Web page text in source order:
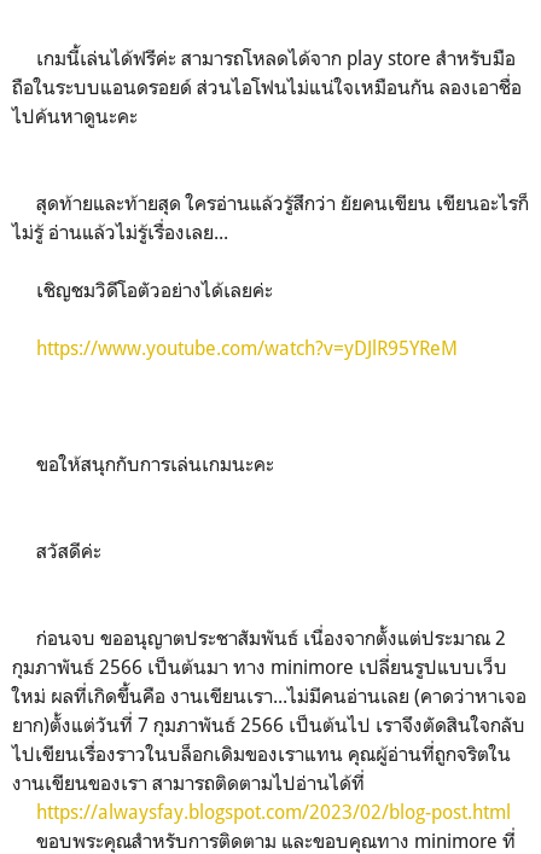
เกมนี้เล่นได้ฟรีค่ะ สามารถโหลดได้จาก play store สำหรับมือ
ถือในระบบแอนดรอยด์ ส่วนไอโฟนไม่แน่ใจเหมือนกัน ลองเอาชื่อ
ไปค้นหาดูนะคะ
สุดท้ายและท้ายสุด ใครอ่านแล้วรู้สึกว่า ยัยคนเขียน เขียนอะไรก็
ไม่รู้ อ่านแล้วไม่รู้เรื่องเลย...
เชิญชมวิดีโอตัวอย่างได้เลยค่ะ
https://www.youtube.com/watch?v=yDJlR95YReM
ขอให้สนุกกับการเล่นเกมนะคะ
สวัสดีค่ะ
ก่อนจบ ขออนุญาตประชาสัมพันธ์ เนื่องจากตั้งแต่ประมาณ 2
กุมภาพันธ์ 2566 เป็นต้นมา ทาง minimore เปลี่ยนรูปแบบเว็บ
ใหม่ ผลที่เกิดขึ้นคือ งานเขียนเรา...ไม่มีคนอ่านเลย (คาดว่าหาเจอ
ยาก)ตั้งแต่วันที่ 7 กุมภาพันธ์ 2566 เป็นต้นไป เราจึงตัดสินใจกลับ
ไปเขียนเรื่องราวในบล็อกเดิมของเราแทน คุณผู้อ่านที่ถูกจริตใน
งานเขียนของเรา สามารถติดตามไปอ่านได้ที่
https://alwaysfay.blogspot.com/2023/02/blog-post.html
ขอบพระคุณสำหรับการติดตาม และขอบคุณทาง minimore ที่